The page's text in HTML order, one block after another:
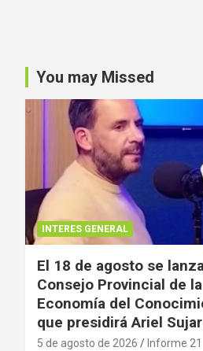
You may Missed
INTERES GENERAL
El 18 de agosto se
Consejo Provincial de la
Economía del
que presidirá Ariel
5 de agosto de 2026 Informe 21